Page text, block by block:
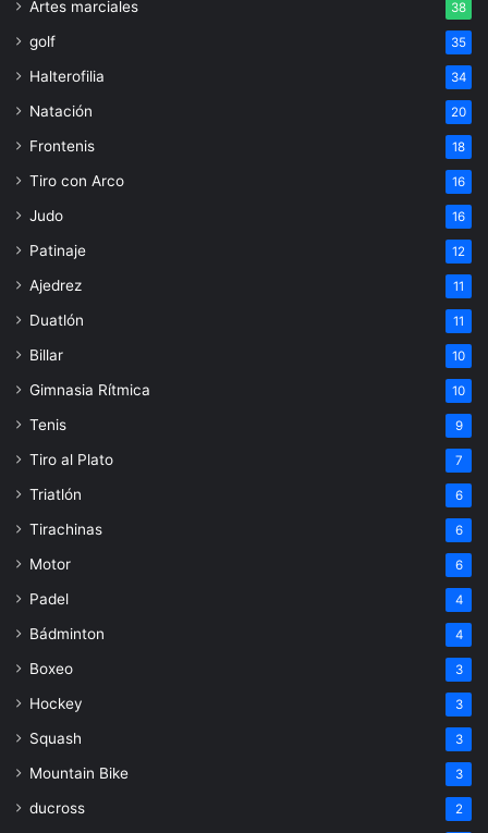
Artes marciales 38
golf 35
Halterofilia 34
Natación 20
Frontenis 18
Tiro con Arco 16
Judo 16
Patinaje 12
Ajedrez 11
Duatlón 11
Billar 10
Gimnasia Rítmica 10
Tenis 9
Tiro al Plato 7
Triatlón 6
Tirachinas 6
Motor 6
Padel 4
Bádminton 4
Boxeo 3
Hockey 3
Squash 3
Mountain Bike 3
ducross 2